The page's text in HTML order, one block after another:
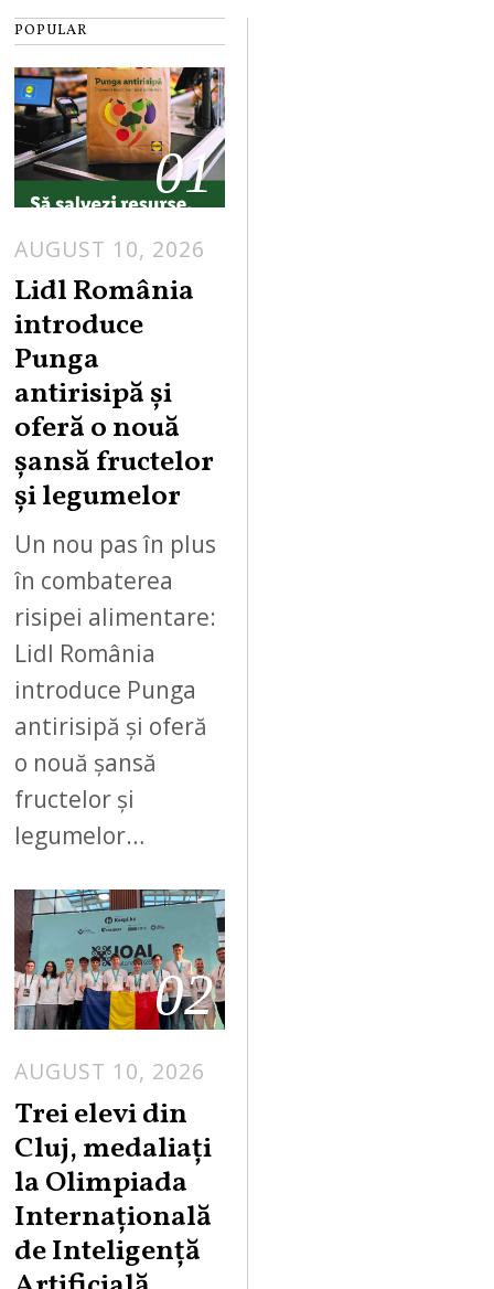
POPULAR
01
AUGUST 10, 2026
Lidl România
introduce
Punga
antirisipă și
oferă o nouă
șansă fructelor
și legumelor
Un nou pas în plus
în combaterea
risipei alimentare:
Lidl România
introduce Punga
antirisipă și oferă
o nouă șansă
fructelor și
legumelor…
02
AUGUST 10, 2026
Trei elevi din
Cluj, medaliați
la Olimpiada
Internațională
de Inteligență